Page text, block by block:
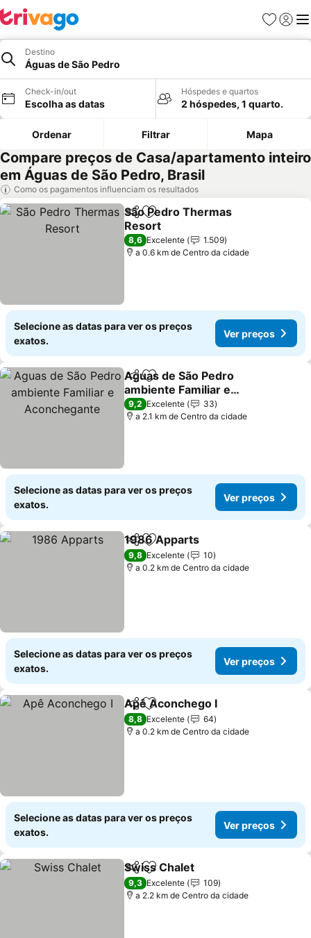
Favoritos
Iniciar
Destino
Águas de São Pedro
Check-in/out
Escolha as datas
Hóspedes e quartos
2 hóspedes, 1 quarto.
Ordenar Filtrar Mapa
Compare preços de Casa/apartamento inteiro
em Águas de São Pedro, Brasil
Como os pagamentos influenciam os resultados
PartilharAdicionar aos favoritos
São Pedro Thermas
Resort
Ver preços
8,6 Excelente
1.509
a 0.6 km de Centro da cidade
Selecione as datas para ver os preços
exatos.
Ver preços
PartilharAdicionar aos favoritos
Aguas de São Pedro
ambiente Familiar e
Aconchegante
Ver preços
9,2 Excelente
33
a 2.1 km de Centro da cidade
Selecione as datas para ver os preços
exatos.
Ver preços
PartilharAdicionar aos favoritos
1986 Apparts
9,8 Excelente
10
a 0.2 km de Centro da cidade
Selecione as datas para ver os preços
exatos.
Ver preços
PartilharAdicionar aos favoritos
Apê Aconchego I
8,8 Excelente
64
a 0.2 km de Centro da cidade
Selecione as datas para ver os preços
exatos.
Ver preços
PartilharAdicionar aos favoritos
Swiss Chalet
9,3 Excelente
109
a 2.2 km de Centro da cidade